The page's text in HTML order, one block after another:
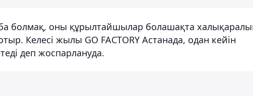
болмақ, оны құрылтайшылар болашақта
Келесі жылы GO FACTORY Астанада, одан кейін
деп жоспарлануда.